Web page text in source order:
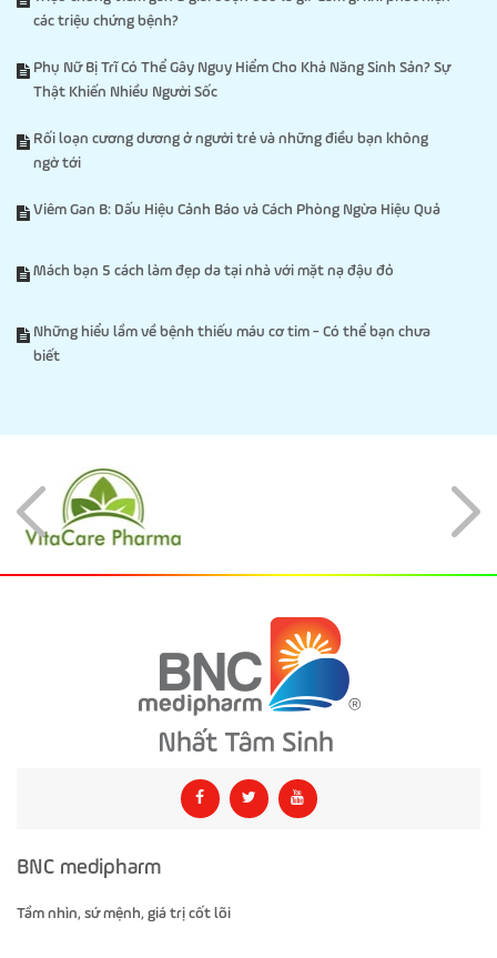
các triệu chứng bệnh?
Phụ Nữ Bị Trĩ Có Thể Gây Nguy Hiểm Cho Khả Năng Sinh Sản? Sự
Thật Khiến Nhiều Người Sốc
Rối loạn cương dương ở người trẻ và những điều bạn không
ngờ tới
Viêm Gan B: Dấu Hiệu Cảnh Báo và Cách Phòng Ngừa Hiệu Quả
Mách bạn 5 cách làm đẹp da tại nhà với mặt nạ đậu đỏ
Những hiểu lầm về bệnh thiếu máu cơ tim - Có thể bạn chưa
biết
BNC medipharm
Tầm nhìn, sứ mệnh, giá trị cốt lõi